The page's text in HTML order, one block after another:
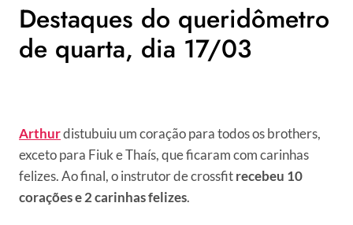
Destaques do queridômetro
de quarta, dia 17/03
Arthurdistubuiu um coração para todos os brothers,
exceto para Fiuk e Thaís, que ficaram com carinhas
felizes. Ao final, o instrutor de crossfitrecebeu 10
corações e 2 carinhas felizes.